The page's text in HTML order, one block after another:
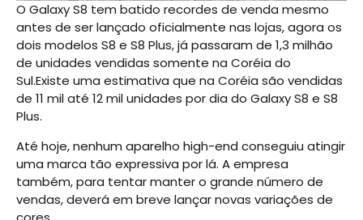
O Galaxy S8 tem batido recordes de venda mesmo
antes de ser lançado oficialmente nas lojas, agora os
dois modelos S8 e S8 Plus, já passaram de 1,3 milhão
de unidades vendidas somente na Coréia do
Sul.Existe uma estimativa que na Coréia são vendidas
de 11 mil até 12 mil unidades por dia do Galaxy S8 e S8
Plus.
Até hoje, nenhum aparelho high-end conseguiu atingir
uma marca tão expressiva por lá. A empresa
também, para tentar manter o grande número de
vendas, deverá em breve lançar novas variações de